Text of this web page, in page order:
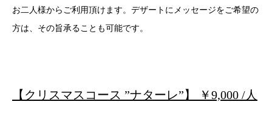
お二人様からご利用頂けます。デザートにメッセージをご希望の
方は、その旨承ることも可能です。
【クリスマスコース ”ナターレ”】 ￥9,000 /人